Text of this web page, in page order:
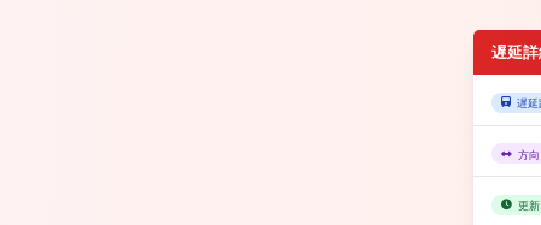
遅延
遅延
方向
更